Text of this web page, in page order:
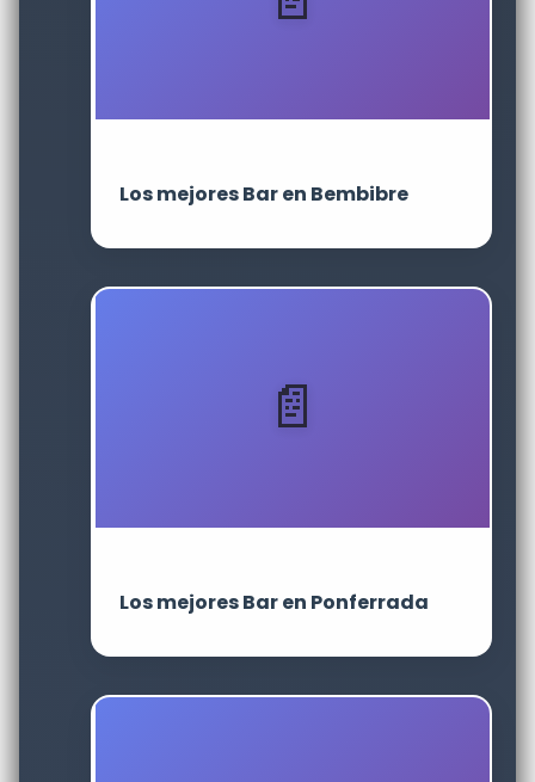
Los mejores Bar en Bembibre
Los mejores Bar en Ponferrada